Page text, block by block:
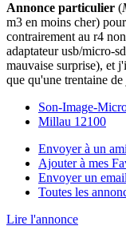
Annonce particulier (
m3 en moins cher)
contrairement au r4
adaptateur usb/micro-
mauvaise surprise), et
que qu'une trentaine
Son-Image-
Millau 12100
Envoyer à un ami
Ajouter à mes
Envoyer un email
Toutes les
Lire l'annonce